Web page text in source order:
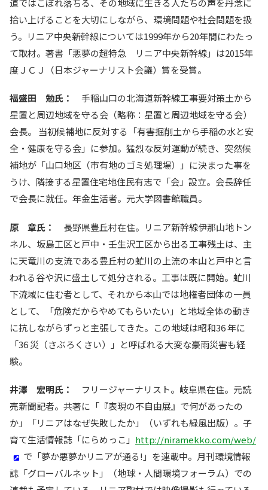
拾い上げることを大切にしながら、環境問題や社会問題を扱
う。リニア中央新幹線については1999年から20年間にわたっ
て取材。著書「悪夢の超特急 リニア中央新幹線」は2015年
度ＪＣＪ（日本ジャーナリスト会議）賞を受賞。
福盛田 勉氏： 手稲山口の北海道新幹線工事要対策土から
星置と周辺地域を守る会（略称：星置と周辺地域を守る会）
会長。 当初候補地に反対する「有害掘削土から手稲の水と安
全・健康を守る会」に参加。猛烈な反対運動が続き、突然候
補地が「山口地区（市有地のゴミ処理場）」に決まった事を
うけ、隣接する星置住宅地住民有志で「会」設立。会長辞任
で会長に就任。年金生活者。元大学図書館職員。
原 章氏：
長野県豊丘村在住。リニア新幹線伊那山地トン
ネル、坂島工区と戸中・壬生沢工区から出る工事残土は、主
に天竜川の支流である豊丘村の虻川の上流の本山と戸中と言
われる谷や沢に盛土して処分される。工事は既に開始。虻川
下流域に住む者として、それから本山では地権者団体の一員
として、「危険だからやめてもらいたい」と地域全体の動き
に抗しながらずっと主張してきた。この地域は昭和36 年に
「36 災（さぶろくさい）」と呼ばれる大変な豪雨災害も経
験。
井澤 宏明氏： フリージャーナリスト。岐阜県在住。元読
売新聞記者。共著に「『表現の不自由展』で何があったの
か」「リニアはなぜ失敗したか」（いずれも緑風出版）。子
育て生活情報誌「にらめっこ」 http://niramekko.com/web/
で「夢か悪夢かリニアが通る!」を連載中。月刊環境情報
誌「グローバルネット」（地球・人間環境フォーラム）での